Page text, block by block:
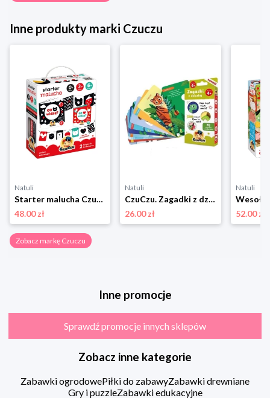
Inne produkty marki Czuczu
Natuli
Starter malucha Czuczu
48.00 zł
Natuli
CzuCzu. Zagadki z dziurką dla dzieci 4+ Czuczu
26.00 zł
Natuli
52.00 zł
Zobacz markę Czuczu
Inne promocje
Sprawdź promocje innych sklepów
Zobacz inne kategorie
Zabawki ogrodowePiłki do zabawyZabawki drewniane
Gry i puzzleZabawki edukacyjne